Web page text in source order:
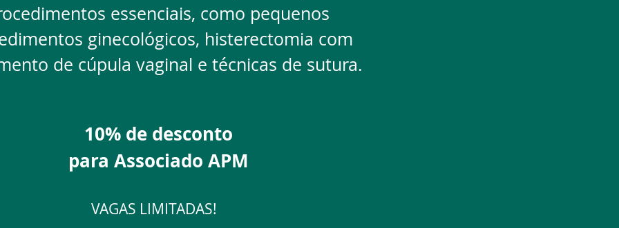
essenciais, como pequenos
ginecológicos, histerectomia com
de cúpula vaginal e técnicas de sutura.
10% de desconto
para Associado APM
VAGAS LIMITADAS!